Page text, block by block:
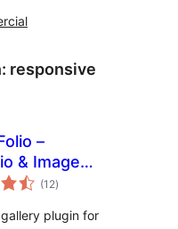
responsive
–
& Image
for
(12total
de
)
plugin for